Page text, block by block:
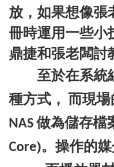
放，如果想像張
冊時運用一些小
鼎捷和張老闆討
至於在系統
種方式， 而現
NAS 做為儲存檔
Core)。操作的